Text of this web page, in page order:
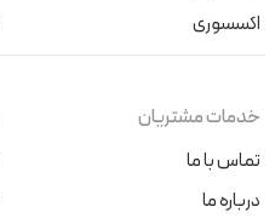
اکسسوری
خدمات مشتریان
تماس با ما
درباره ما